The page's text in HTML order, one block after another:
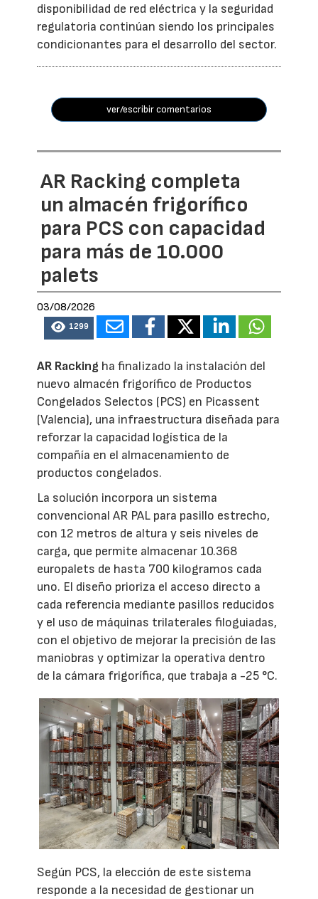
disponibilidad de red eléctrica y la seguridad
regulatoria continúan siendo los principales
condicionantes para el desarrollo del sector.
ver/escribir comentarios
AR Racking completa
un almacén frigorífico
para PCS con capacidad
para más de 10.000
palets
03/08/2026
1299
AR Racking ha finalizado la instalación del
nuevo almacén frigorífico de Productos
Congelados Selectos (PCS) en Picassent
(Valencia), una infraestructura diseñada para
reforzar la capacidad logística de la
compañía en el almacenamiento de
productos congelados.
La solución incorpora un sistema
convencional AR PAL para pasillo estrecho,
con 12 metros de altura y seis niveles de
carga, que permite almacenar 10.368
europalets de hasta 700 kilogramos cada
uno. El diseño prioriza el acceso directo a
cada referencia mediante pasillos reducidos
y el uso de máquinas trilaterales filoguiadas,
con el objetivo de mejorar la precisión de las
maniobras y optimizar la operativa dentro
de la cámara frigorífica, que trabaja a -25 °C.
Según PCS, la elección de este sistema
responde a la necesidad de gestionar un